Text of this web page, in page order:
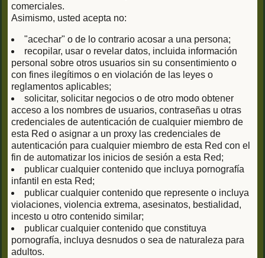
comerciales.
Asimismo, usted acepta no:
"acechar" o de lo contrario acosar a una persona;
recopilar, usar o revelar datos, incluida información
personal sobre otros usuarios sin su consentimiento o
con fines ilegítimos o en violación de las leyes o
reglamentos aplicables;
solicitar, solicitar negocios o de otro modo obtener
acceso a los nombres de usuarios, contraseñas u otras
credenciales de autenticación de cualquier miembro de
esta Red o asignar a un proxy las credenciales de
autenticación para cualquier miembro de esta Red con el
fin de automatizar los inicios de sesión a esta Red;
publicar cualquier contenido que incluya pornografía
infantil en esta Red;
publicar cualquier contenido que represente o incluya
violaciones, violencia extrema, asesinatos, bestialidad,
incesto u otro contenido similar;
publicar cualquier contenido que constituya
pornografía, incluya desnudos o sea de naturaleza para
adultos.